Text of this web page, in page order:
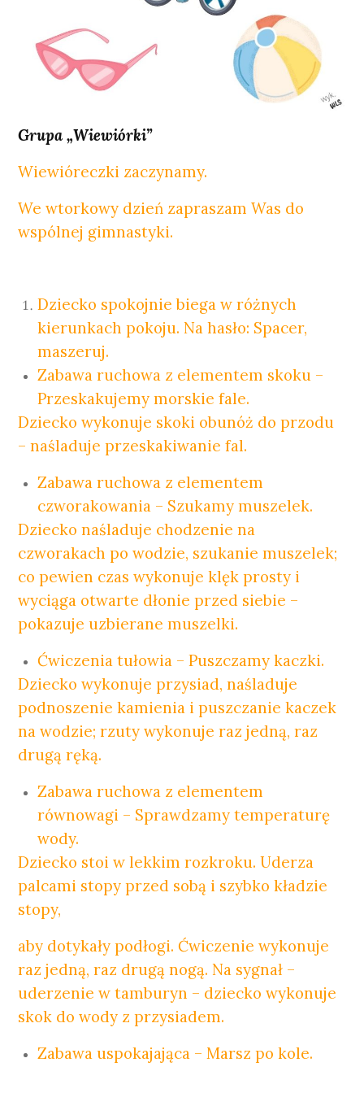
Grupa „Wiewiórki”
Wiewióreczki zaczynamy.
We wtorkowy dzień zapraszam Was do
wspólnej gimnastyki.
Dziecko spokojnie biega w różnych
kierunkach pokoju. Na hasło: Spacer,
maszeruj.
Zabawa ruchowa z elementem skoku –
Przeskakujemy morskie fale.
Dziecko wykonuje skoki obunóż do przodu
– naśladuje przeskakiwanie fal.
Zabawa ruchowa z elementem
czworakowania – Szukamy muszelek.
Dziecko naśladuje chodzenie na
czworakach po wodzie, szukanie muszelek;
co pewien czas wykonuje klęk prosty i
wyciąga otwarte dłonie przed siebie –
pokazuje uzbierane muszelki.
Ćwiczenia tułowia – Puszczamy kaczki.
Dziecko wykonuje przysiad, naśladuje
podnoszenie kamienia i puszczanie kaczek
na wodzie; rzuty wykonuje raz jedną, raz
drugą ręką.
Zabawa ruchowa z elementem
równowagi – Sprawdzamy temperaturę
wody.
Dziecko stoi w lekkim rozkroku. Uderza
palcami stopy przed sobą i szybko kładzie
stopy,
aby dotykały podłogi. Ćwiczenie wykonuje
raz jedną, raz drugą nogą. Na sygnał –
uderzenie w tamburyn – dziecko wykonuje
skok do wody z przysiadem.
Zabawa uspokajająca – Marsz po kole.